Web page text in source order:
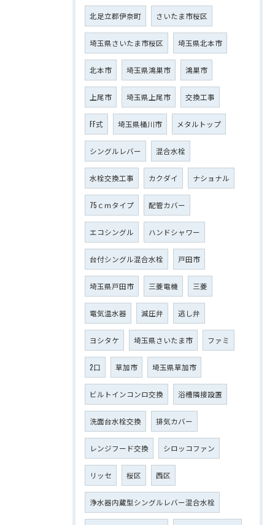
北足立郡伊奈町 さいたま市桜区
埼玉県さいたま市桜区 埼玉県北本市
北本市 埼玉県鴻巣市 鴻巣市
上尾市 埼玉県上尾市 交換工事
FF式 埼玉県桶川市 メタルトップ
シングルレバー 混合水栓
水栓交換工事 カクダイ ナショナル
75ｃｍタイプ 配管カバー
エコシングル ハンドシャワー
台付シングル混合水栓 戸田市
埼玉県戸田市 三菱電機 三菱
電気温水器 減圧弁 逃し弁
ヨシタケ 埼玉県さいたま市 ファミ
2口 草加市 埼玉県草加市
ビルトインコンロ交換 浴槽隣接設置
洗面台水栓交換 排気カバー
レンジフード交換 シロッコファン
リッセ 桜区 西区
浄水器内蔵型シングルレバー混合水栓